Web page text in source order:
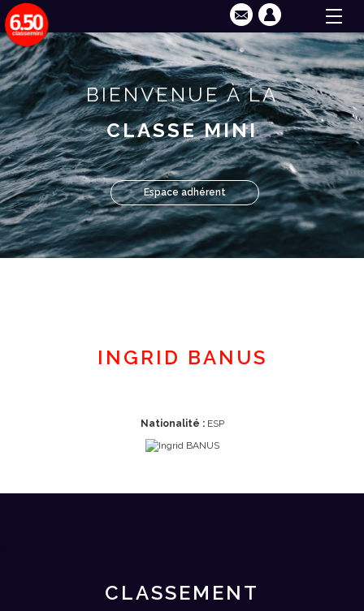
BIENVENUE À LA
CLASSE MINI
Espace adhérent
INGRID BANUS
Nationalité :ESP
CLASSEMENT